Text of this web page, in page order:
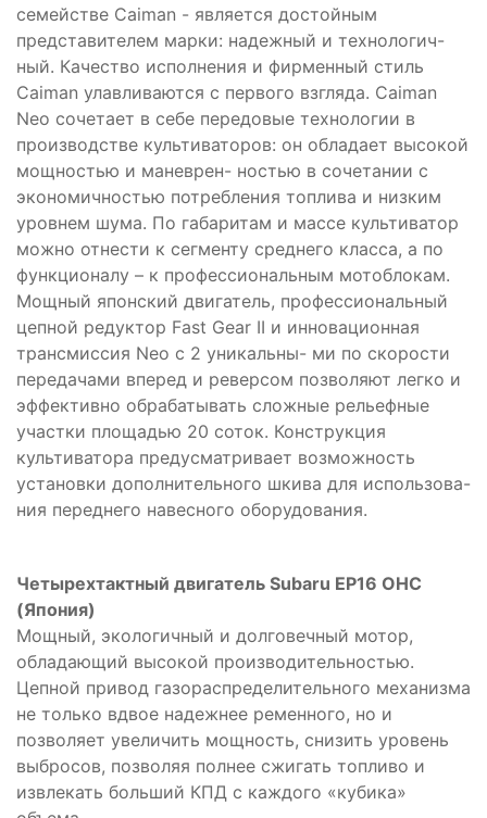
семействе Caiman - является достойным
представителем марки: надежный и технологич-
ный. Качество исполнения и фирменный стиль
Caiman улавливаются с первого взгляда. Сaiman
Neo сочетает в себе передовые технологии в
производстве культиваторов: он обладает высокой
мощностью и маневрен- ностью в сочетании с
экономичностью потребления топлива и низким
уровнем шума. По габаритам и массе культиватор
можно отнести к сегменту среднего класса, а по
функционалу – к профессиональным мотоблокам.
Мощный японский двигатель, профессиональный
цепной редуктор Fast Gear II и инновационная
трансмиссия Neo с 2 уникальны- ми по скорости
передачами вперед и реверсом позволяют легко и
эффективно обрабатывать сложные рельефные
участки площадью 20 соток. Конструкция
культиватора предусматривает возможность
установки дополнительного шкива для использова-
ния переднего навесного оборудования.
Четырехтактный двигатель Subaru EP16 OHC
(Япония)
Мощный, экологичный и долговечный мотор,
обладающий высокой производительностью.
Цепной привод газораспределительного механизма
не только вдвое надежнее ременного, но и
позволяет увеличить мощность, снизить уровень
выбросов, позволяя полнее сжигать топливо и
извлекать больший КПД с каждого «кубика»